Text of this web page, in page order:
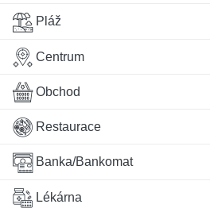
Pláž
Centrum
Obchod
Restaurace
Banka/Bankomat
Lékárna